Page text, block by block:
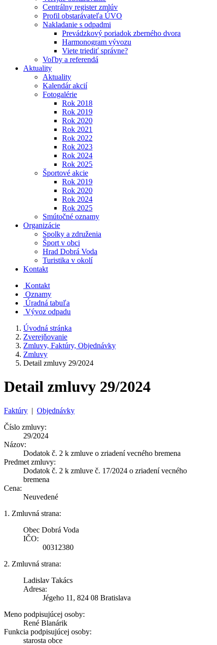
Centrálny register zmlúv
Profil obstarávateľa ÚVO
Nakladanie s odpadmi
Prevádzkový poriadok zberného dvora
Harmonogram vývozu
Viete triediť správne?
Voľby a referendá
Aktuality
Aktuality
Kalendár akcií
Fotogalérie
Rok 2018
Rok 2019
Rok 2020
Rok 2021
Rok 2022
Rok 2023
Rok 2024
Rok 2025
Športové akcie
Rok 2019
Rok 2020
Rok 2024
Rok 2025
Smútočné oznamy
Organizácie
Spolky a združenia
Šport v obci
Hrad Dobrá Voda
Turistika v okolí
Kontakt
Kontakt
Oznamy
Úradná tabuľa
Vývoz odpadu
Úvodná stránka
Zverejňovanie
Zmluvy, Faktúry, Objednávky
Zmluvy
Detail zmluvy 29/2024
Detail zmluvy 29/2024
Faktúry | Objednávky
Číslo zmluvy:
29/2024
Názov:
Dodatok č. 2 k zmluve o zriadení vecného bremena
Predmet zmluvy:
Dodatok č. 2 k zmluve č. 17/2024 o zriadení vecného
bremena
Cena:
Neuvedené
1. Zmluvná strana:
Obec Dobrá Voda
IČO:
00312380
2. Zmluvná strana:
Ladislav Takács
Adresa:
Jégeho 11, 824 08 Bratislava
Meno podpisujúcej osoby:
René Blanárik
Funkcia podpisujúcej osoby:
starosta obce